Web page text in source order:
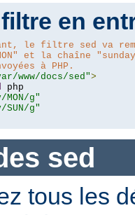
en
le filtre sed va
et la chaîne
à PHP.
www/docs/sed">
php
MON/g"
SUN/g"
sed
tous les